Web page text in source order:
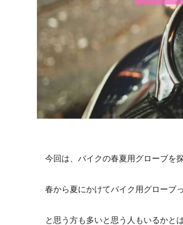
今回は、バイクの春夏用グローブを
春から夏にかけてバイク用グローブ
と思う方も多いと思う人もいるかと